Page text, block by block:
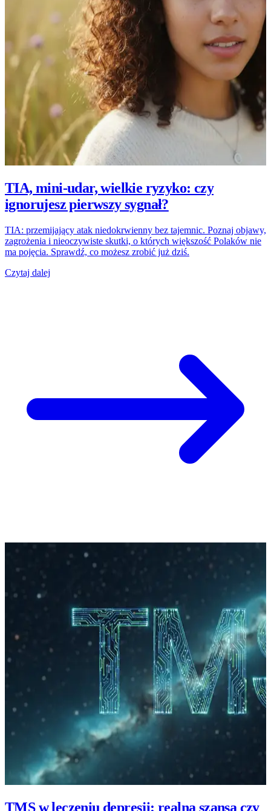
TIA, mini-udar, wielkie ryzyko: czy
ignorujesz pierwszy sygnał?
TIA: przemijający atak niedokrwienny bez tajemnic. Poznaj objawy,
zagrożenia i nieoczywiste skutki, o których większość Polaków nie
ma pojęcia. Sprawdź, co możesz zrobić już dziś.
Czytaj dalej
TMS w leczeniu depresji: realna szansa czy